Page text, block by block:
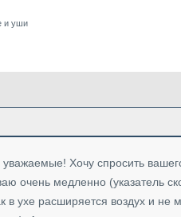
и уши
уважаемые! Хочу спросить
очень медленно (указатель
в ухе расширяется воздух и